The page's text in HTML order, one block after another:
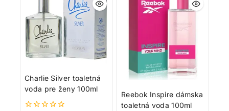
Charlie Silver toaletná
voda pre ženy 100ml
Reebok Inspire dámska
toaletná voda 100ml